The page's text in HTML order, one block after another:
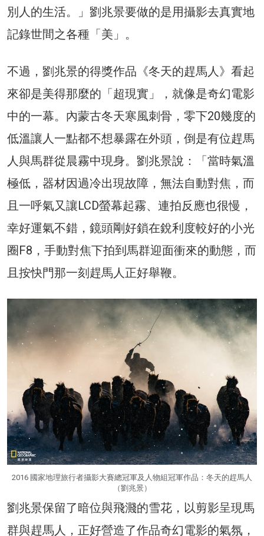
別人的生活。」劉兆景要做的是用攝影去真實地
記錄世間之各種「美」。
不過，劉兆景的得獎作品《冬天的趕馬人》看起
來卻是美得那麼的「超現實」，就像是奇幻電影
中的一幕。內蒙古冬天寒風刺骨，零下20幾度的
低溫讓人一點都不想暴露在外頭，倒是有位趕馬
人與馬群從晨霧中現身。劉兆景說：「當時氣溫
極低，器材因過冷出現故障，無法自動對焦，而
且一呼氣又讓LCD螢幕起霧、連拍反應也很慢，
幸好運氣不錯，鏡頭剛好鎖在銳利度較好的小光
圈F8，手動對焦下拍到馬群迎面衝來的動態，而
且按快門那一刻趕馬人正好舉鞭。
2016 國家地理旅行者攝影大賽總冠軍及人物組冠軍作品：冬天的趕馬人
（劉兆景）
劉兆景保留了暗位與飛濺的雪花，以剪影呈現馬
群與趕馬人，正好營造了作品奇幻電影的氣氛，